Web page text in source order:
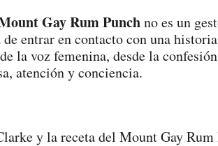
Gay Rum Punchno es un
entrar en contacto con una
la voz femenina, desde la
atención y conciencia.